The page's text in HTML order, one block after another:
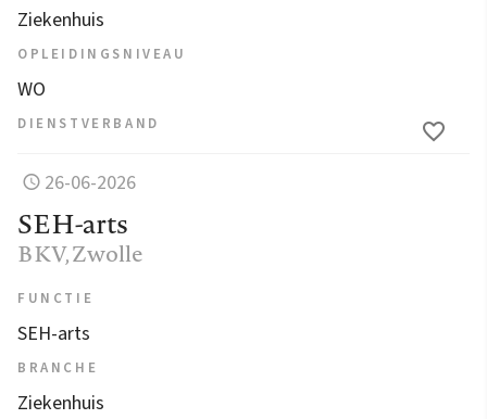
Ziekenhuis
OPLEIDINGSNIVEAU
WO
DIENSTVERBAND
26-06-2026
SEH-arts
BKV, Zwolle
FUNCTIE
SEH-arts
BRANCHE
Ziekenhuis